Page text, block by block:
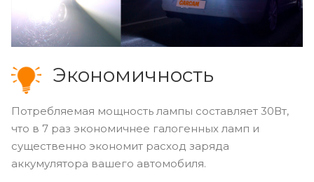
Экономичность
Потребляемая мощность лампы составляет 30Вт,
что в 7 раз экономичнее галогенных ламп и
существенно экономит расход заряда
аккумулятора вашего автомобиля.